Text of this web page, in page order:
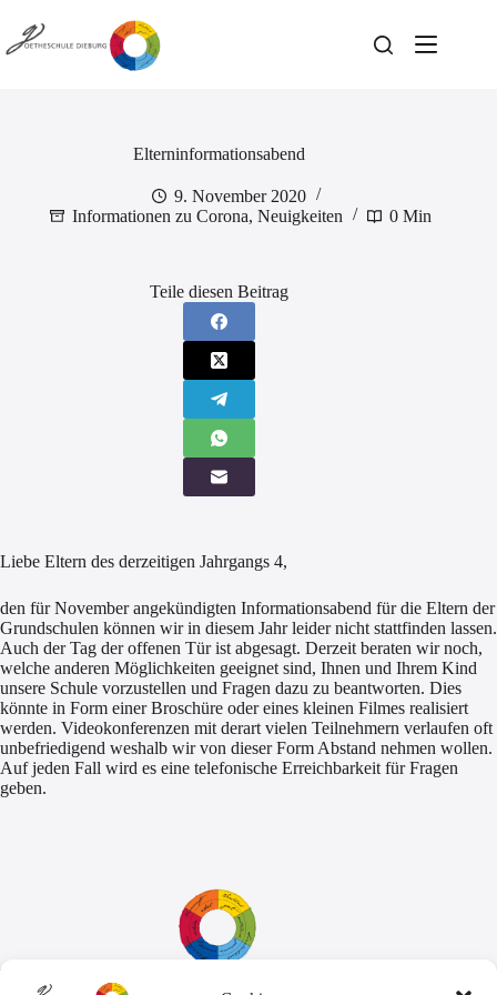
Inhalt
springen
Elterninformationsabend
9. November 2020
Informationen zu Corona,Neuigkeiten 0 Min
Teile diesen Beitrag
Liebe Eltern des derzeitigen Jahrgangs 4,
den für November angekündigten Informationsabend für die Eltern der
Grundschulen können wir in diesem Jahr leider nicht stattfinden lassen.
Auch der Tag der offenen Tür ist abgesagt. Derzeit beraten wir noch,
welche anderen Möglichkeiten geeignet sind, Ihnen und Ihrem Kind
unsere Schule vorzustellen und Fragen dazu zu beantworten. Dies
könnte in Form einer Broschüre oder eines kleinen Filmes realisiert
werden. Videokonferenzen mit derart vielen Teilnehmern verlaufen oft
unbefriedigend weshalb wir von dieser Form Abstand nehmen wollen.
Auf jeden Fall wird es eine telefonische Erreichbarkeit für Fragen
geben.